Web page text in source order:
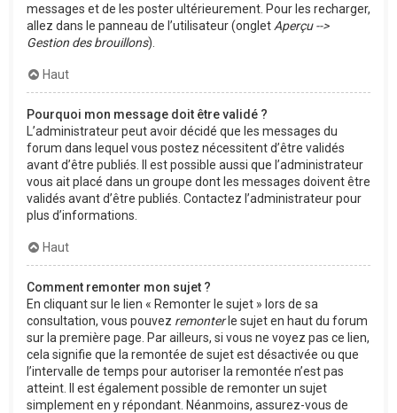
messages et de les poster ultérieurement. Pour les recharger,
allez dans le panneau de l’utilisateur (onglet Aperçu -->
Gestion des brouillons).
Haut
Pourquoi mon message doit être validé ?
L’administrateur peut avoir décidé que les messages du
forum dans lequel vous postez nécessitent d’être validés
avant d’être publiés. Il est possible aussi que l’administrateur
vous ait placé dans un groupe dont les messages doivent être
validés avant d’être publiés. Contactez l’administrateur pour
plus d’informations.
Haut
Comment remonter mon sujet ?
En cliquant sur le lien « Remonter le sujet » lors de sa
consultation, vous pouvez remonterle sujet en haut du forum
sur la première page. Par ailleurs, si vous ne voyez pas ce lien,
cela signifie que la remontée de sujet est désactivée ou que
l’intervalle de temps pour autoriser la remontée n’est pas
atteint. Il est également possible de remonter un sujet
simplement en y répondant. Néanmoins, assurez-vous de